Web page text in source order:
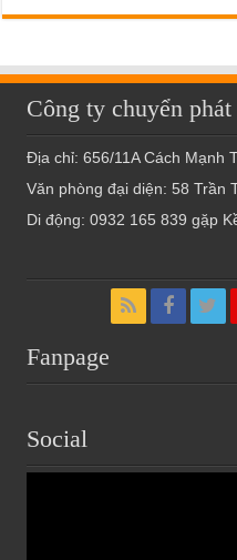
Công ty chuyển
Địa chỉ: 656/11A Cách Mạnh
Văn phòng đại diện: 58 Trần
Di động: 0932 165 839 gặp
Fanpage
Social